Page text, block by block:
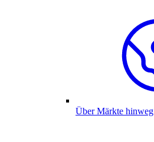
Über Märkte hinweg